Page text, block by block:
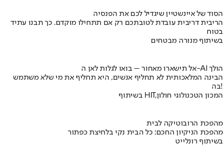
הסוד של איינשטיין שיגדיל לכם את הפנסיה
הריבית דריבית עובדת לטובתכם רק אם תתחילו מוקדם. כך תבנו עתיד
בטוח
בשיתוף מנורה מבטחים
אל תישארו מאחור – בואו לגלות לאן ה-AI הולך
הבינה המלאכותית לא תחליף אנשים, היא תחליף את מי שלא משתמש
בה!
בשיתוף HIT,המכון הטכנולוגי חולון
מהפכת הרובוטיקה לבית
מהפכת הניקיון החכם: כל הבית נקי בלחיצת כפתור
בשיתוף רונלייט